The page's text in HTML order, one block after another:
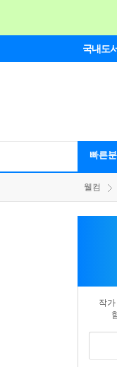
국내도서
빠른
웰컴
작